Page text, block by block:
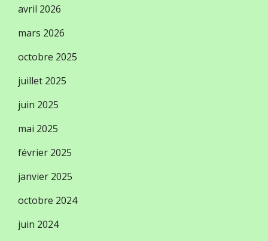
avril 2026
mars 2026
octobre 2025
juillet 2025
juin 2025
mai 2025
février 2025
janvier 2025
octobre 2024
juin 2024